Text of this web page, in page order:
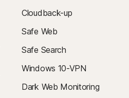
Cloudback-up
Safe Web
Safe Search
Windows 10-VPN
Dark Web Monitoring